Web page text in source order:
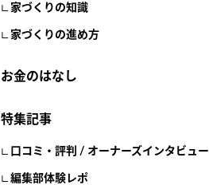
家づくりの知識
家づくりの進め方
お金のはなし
特集記事
口コミ・評判 / オーナーズインタビュー
編集部体験レポ